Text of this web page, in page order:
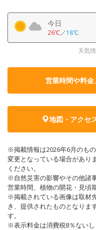
今日
26℃／18℃
天気
営業時間や料
地図・アクセ
※掲載情報は2026年6月のも
変更となっている場合があり
ください。
※自然災害の影響やその他諸
営業時間、植物の開花・見頃
※掲載されている画像は取材
き、提供されたものとなりま
す。
※表示料金は消費税8％ないし